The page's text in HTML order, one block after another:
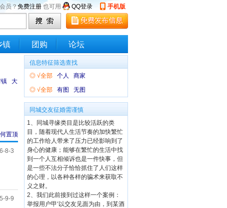
员？免费注册 也可用 QQ登录 手机版
镇 团购 论坛
大
置顶
8-3
9-9
信息特征筛选查找
◎ √全部 个人
商家
◎ √全部 有图 无图
同城交友征婚需谨慎
1、同城寻缘类目是比较活跃的类
目，随着现代人生活节奏的加快繁忙
的工作给人带来了压力已经影响到了
身心的健康；能够在繁忙的生活中找
到一个人互相倾诉也是一件快事，但
是一些不法分子恰恰抓住了人们这样
的心理，以各种各样的骗术来获取不
义之财。
2、我们此前接到过这样一个案例：
举报用户甲‘以交友见面为由，到某酒